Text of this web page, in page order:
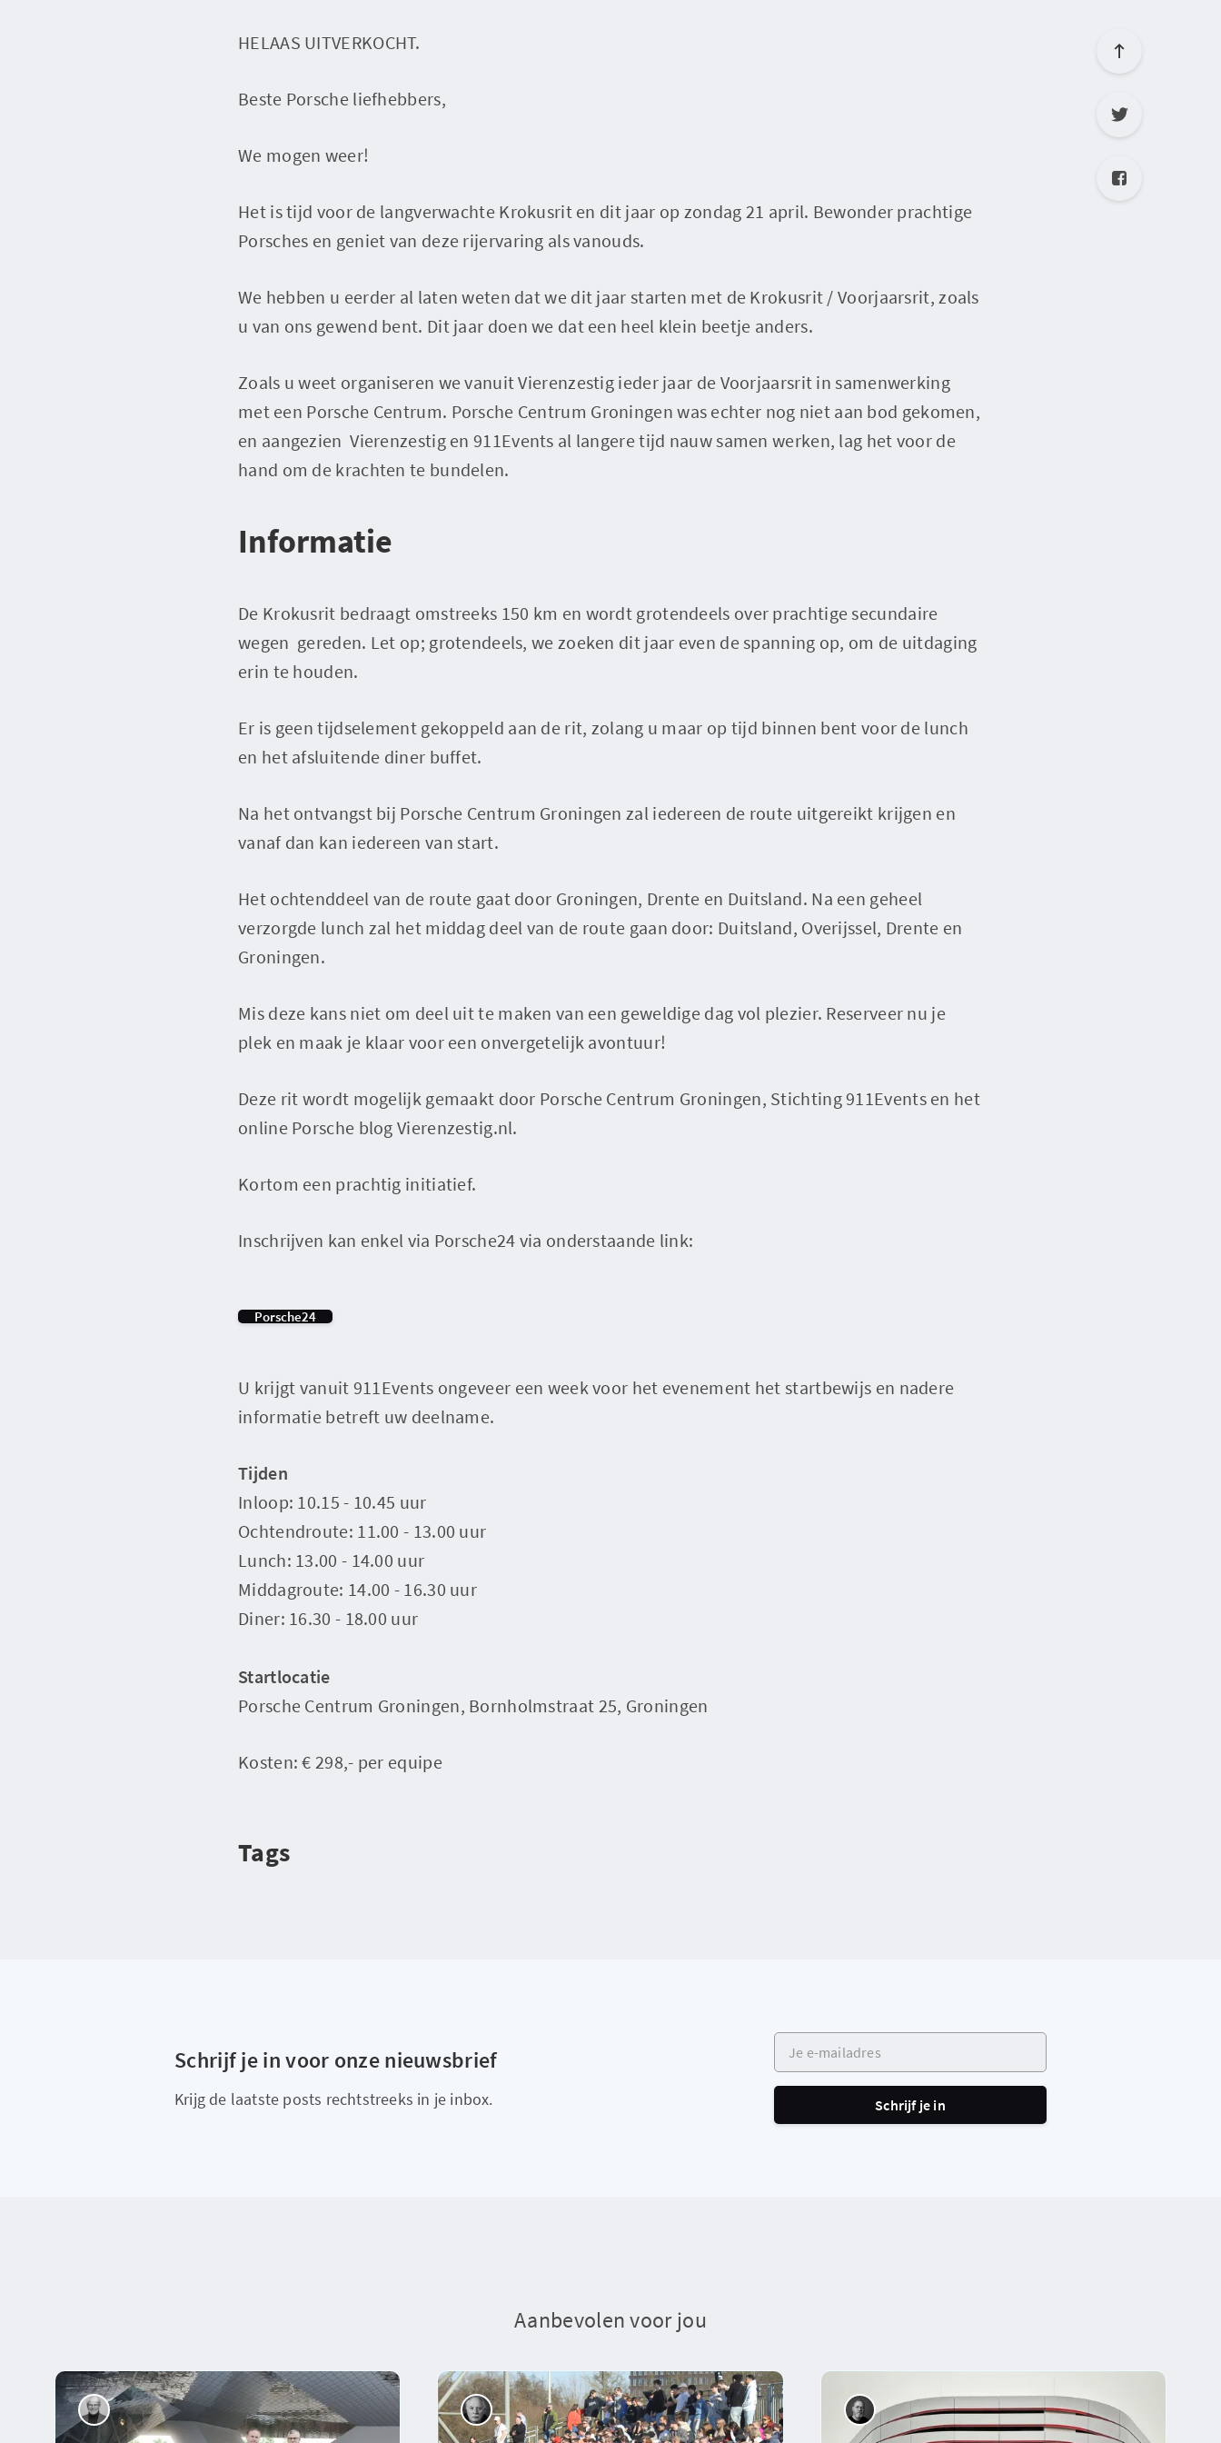
HELAAS UITVERKOCHT.
Beste Porsche liefhebbers,
We mogen weer!
Het is tijd voor de langverwachte Krokusrit en dit jaar op zondag 21 april. Bewonder prachtige
Porsches en geniet van deze rijervaring als vanouds.
We hebben u eerder al laten weten dat we dit jaar starten met de Krokusrit / Voorjaarsrit, zoals
u van ons gewend bent. Dit jaar doen we dat een heel klein beetje anders.
Zoals u weet organiseren we vanuit Vierenzestig ieder jaar de Voorjaarsrit in samenwerking
met een Porsche Centrum. Porsche Centrum Groningen was echter nog niet aan bod gekomen,
en aangezien Vierenzestig en 911Events al langere tijd nauw samen werken, lag het voor de
hand om de krachten te bundelen.
Informatie
De Krokusrit bedraagt omstreeks 150 km en wordt grotendeels over prachtige secundaire
wegen gereden. Let op; grotendeels, we zoeken dit jaar even de spanning op, om de uitdaging
erin te houden.
Er is geen tijdselement gekoppeld aan de rit, zolang u maar op tijd binnen bent voor de lunch
en het afsluitende diner buffet.
Na het ontvangst bij Porsche Centrum Groningen zal iedereen de route uitgereikt krijgen en
vanaf dan kan iedereen van start.
Het ochtenddeel van de route gaat door Groningen, Drente en Duitsland. Na een geheel
verzorgde lunch zal het middag deel van de route gaan door: Duitsland, Overijssel, Drente en
Groningen.
Mis deze kans niet om deel uit te maken van een geweldige dag vol plezier. Reserveer nu je
plek en maak je klaar voor een onvergetelijk avontuur!
Deze rit wordt mogelijk gemaakt door Porsche Centrum Groningen, Stichting 911Events en het
online Porsche blog Vierenzestig.nl.
Kortom een prachtig initiatief.
Inschrijven kan enkel via Porsche24 via onderstaande link:
Porsche24
U krijgt vanuit 911Events ongeveer een week voor het evenement het startbewijs en nadere
informatie betreft uw deelname.
Tijden
Inloop: 10.15 - 10.45 uur
Ochtendroute: 11.00 - 13.00 uur
Lunch: 13.00 - 14.00 uur
Middagroute: 14.00 - 16.30 uur
Diner: 16.30 - 18.00 uur
Startlocatie
Porsche Centrum Groningen, Bornholmstraat 25, Groningen
Kosten: € 298,- per equipe
Tags
Schrijf je in voor onze nieuwsbrief
Krijg de laatste posts rechtstreeks in je inbox.
Je e-mailadres
Schrijf je in
Aanbevolen voor jou